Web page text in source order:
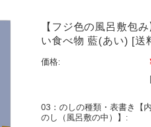
【フジ色の風呂敷包
い食べ物 藍(あい) [送
価格:
03：のしの種類・表書き【内
のし（風呂敷の中）】: